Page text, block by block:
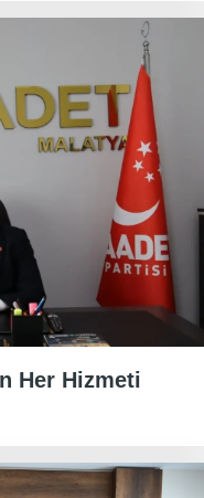
Her Hizmeti